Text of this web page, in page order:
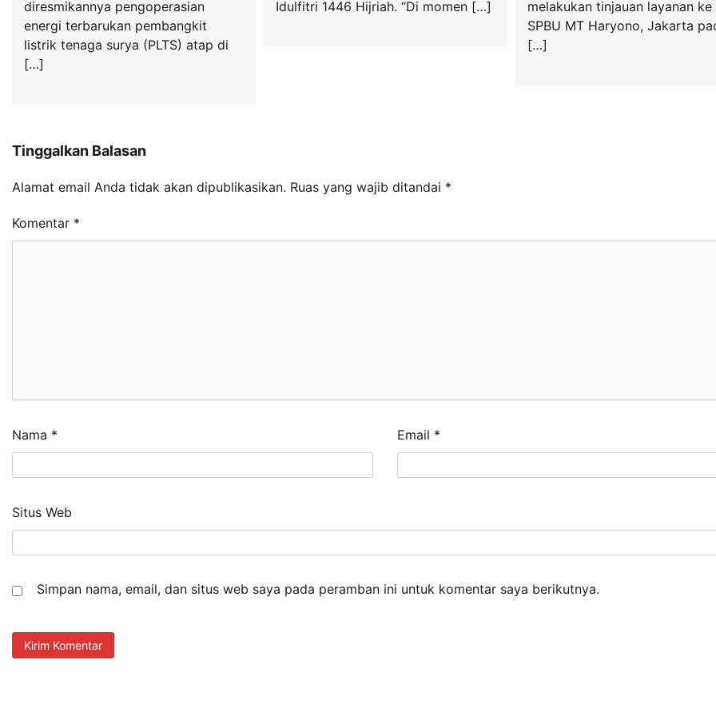
diresmikannya pengoperasian
energi terbarukan pembangkit
listrik tenaga surya (PLTS) atap di
[…]
Idulfitri 1446 Hijriah. “Di momen […]
melakukan tinjauan layanan ke
SPBU MT Haryono, Jakarta
[…]
Tinggalkan Balasan
Alamat email Anda tidak akan dipublikasikan. Ruas yang wajib ditandai *
Komentar *
Nama * Email *
Situs Web
Simpan nama, email, dan situs web saya pada peramban ini untuk komentar saya berikutnya.